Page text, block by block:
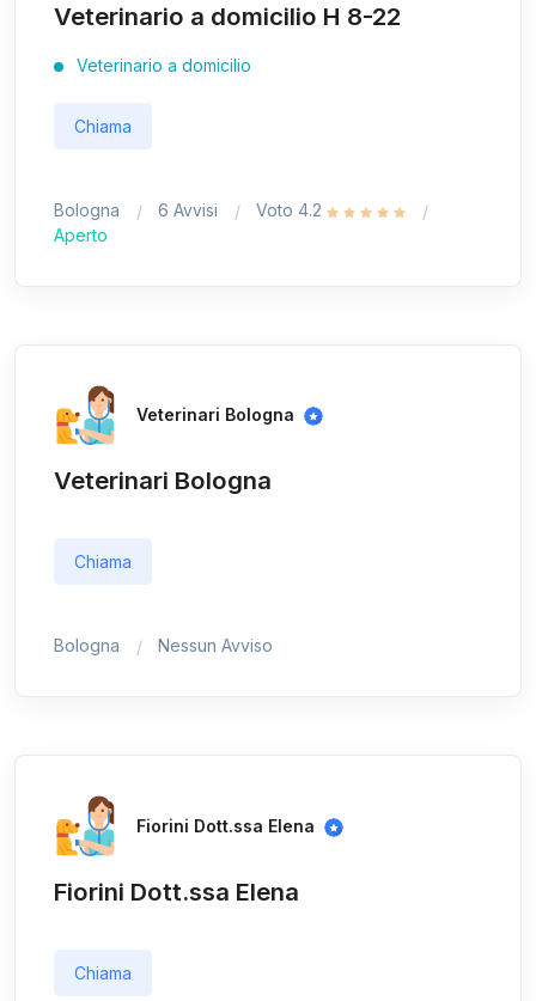
Veterinario a domicilio H 8-22
Veterinario a domicilio
Chiama
Bologna 6 Avvisi
Voto 4.2
Aperto
Veterinari Bologna
Veterinari Bologna
Chiama
Bologna Nessun Avviso
Fiorini Dott.ssa Elena
Fiorini Dott.ssa Elena
Chiama